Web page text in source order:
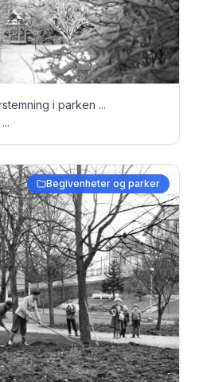
i parken ...
Begivenheter og parker